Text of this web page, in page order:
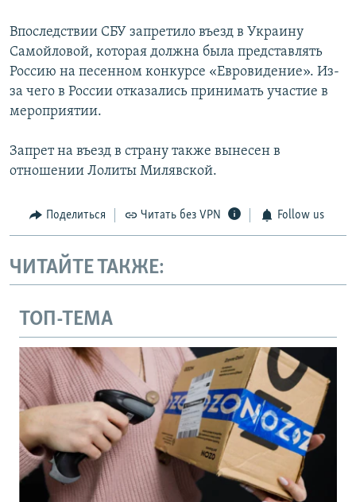
Впоследствии СБУ запретило въезд в Украину
Самойловой, которая должна была представлять
Россию на песенном конкурсе «Евровидение». Из-
за чего в России отказались принимать участие в
мероприятии.
Запрет на въезд в страну также вынесен в
отношении Лолиты Милявской.
Поделиться Читать без VPN Follow us
ЧИТАЙТЕ ТАКЖЕ:
ТОП-ТЕМА